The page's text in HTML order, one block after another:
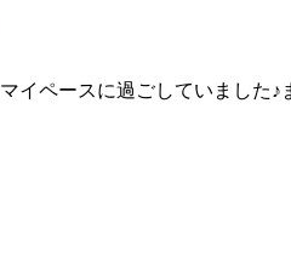
ペースに過ごしていました♪